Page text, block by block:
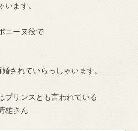
ます。
ニーヌ役で
されていらっしゃいます。
プリンスとも言われている
雄さん